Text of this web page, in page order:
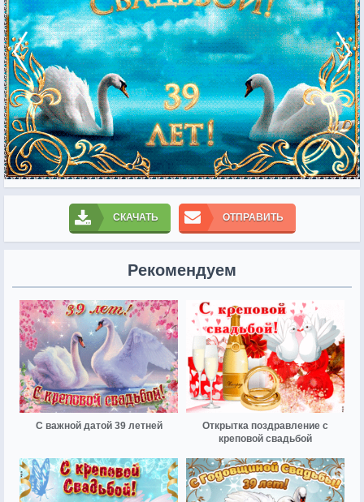
СКАЧАТЬ ОТПРАВИТЬ
Рекомендуем
С важной датой 39 летней
Открытка поздравление с
креповой свадьбой